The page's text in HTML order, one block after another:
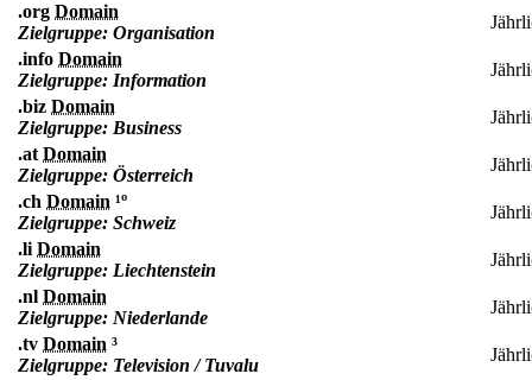
.org Domain
Zielgruppe: Organisation
.info Domain
Zielgruppe: Information
.biz Domain
Zielgruppe: Business
.at Domain
Zielgruppe: Österreich
.ch Domain ¹º
Zielgruppe: Schweiz
.li Domain
Zielgruppe: Liechtenstein
.nl Domain
Zielgruppe: Niederlande
.tv Domain ³
Zielgruppe: Television / Tuvalu